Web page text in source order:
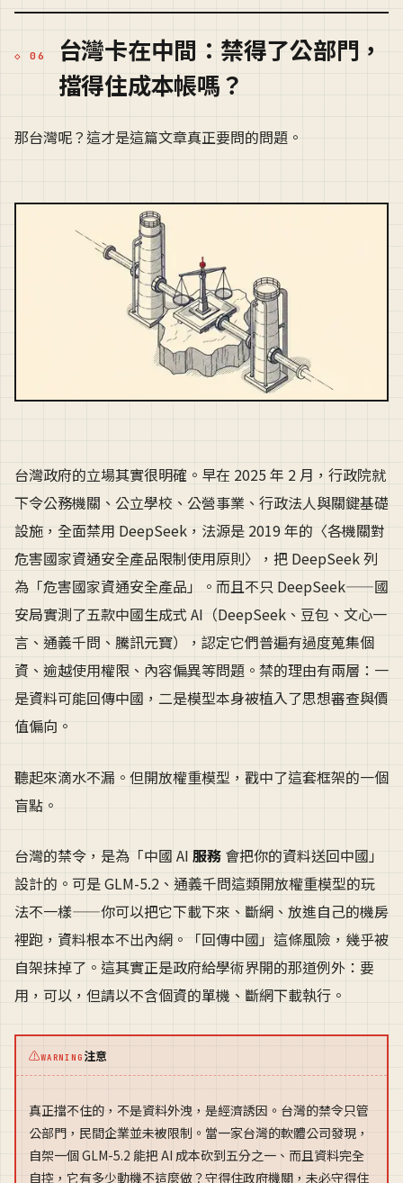
台灣卡在中間：禁得了公部門，
擋得住成本帳嗎？
那台灣呢？這才是這篇文章真正要問的問題。
台灣政府的立場其實很明確。早在 2025 年 2 月，行政院就
下令公務機關、公立學校、公營事業、行政法人與關鍵基礎
設施，全面禁用 DeepSeek，法源是 2019 年的〈各機關對
危害國家資通安全產品限制使用原則〉，把 DeepSeek 列
為「危害國家資通安全產品」。而且不只 DeepSeek——國
安局實測了五款中國生成式 AI（DeepSeek、豆包、文心一
言、通義千問、騰訊元寶），認定它們普遍有過度蒐集個
資、逾越使用權限、內容偏異等問題。禁的理由有兩層：一
是資料可能回傳中國，二是模型本身被植入了思想審查與價
值偏向。
聽起來滴水不漏。但開放權重模型，戳中了這套框架的一個
盲點。
台灣的禁令，是為「中國 AI 服務 會把你的資料送回中國」
設計的。可是 GLM-5.2、通義千問這類開放權重模型的玩
法不一樣——你可以把它下載下來、斷網、放進自己的機房
裡跑，資料根本不出內網。「回傳中國」這條風險，幾乎被
自架抹掉了。這其實正是政府給學術界開的那道例外：要
用，可以，但請以不含個資的單機、斷網下載執行。
⚠WARNING 注意
真正擋不住的，不是資料外洩，是經濟誘因。台灣的禁令只管
公部門，民間企業並未被限制。當一家台灣的軟體公司發現，
自架一個 GLM-5.2 能把 AI 成本砍到五分之一、而且資料完全
自控，它有多少動機不這麼做？守得住政府機關，未必守得住